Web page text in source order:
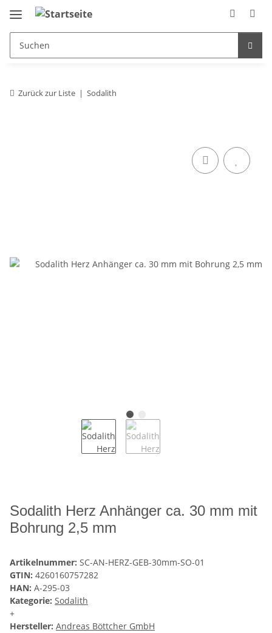
Zurück zur Liste Sodalith
Sodalith Herz Anhänger ca. 30 mm mit
Bohrung 2,5 mm
Artikelnummer: SC-AN-HERZ-GEB-30mm-SO-01
GTIN: 4260160757282
HAN: A-295-03
Kategorie: Sodalith
+
Hersteller: Andreas Böttcher GmbH